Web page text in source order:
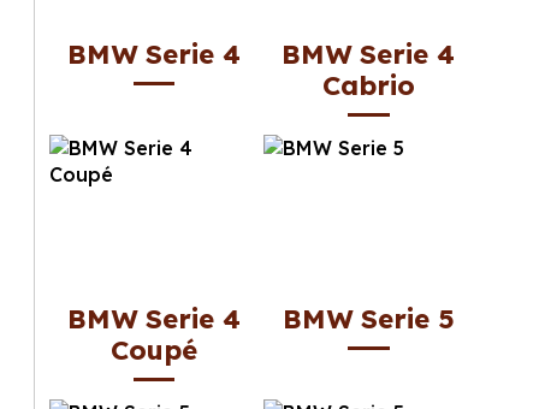
BMW Serie 4
BMW Serie 4
Cabrio
BMW Serie 4
Coupé
BMW Serie 5